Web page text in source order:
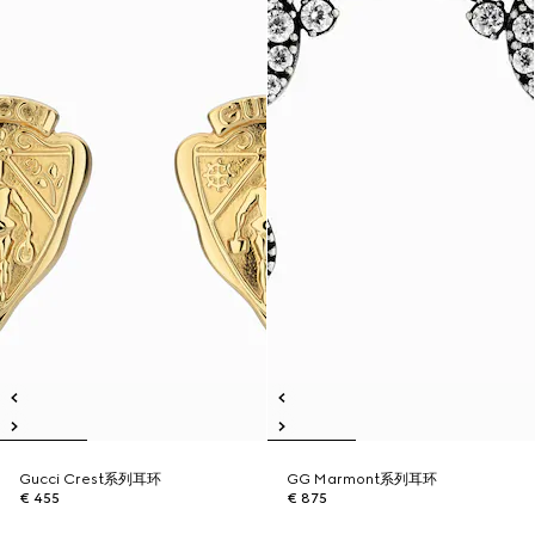
Gucci Crest系列耳环
€ 455
GG Marmont系列耳环
€ 875